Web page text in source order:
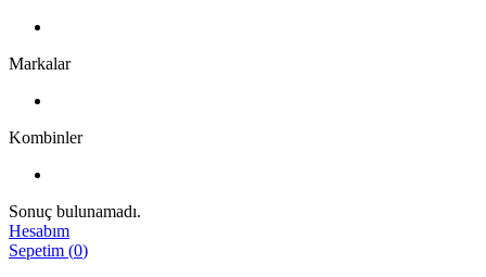
Markalar
Kombinler
Sonuç bulunamadı.
Hesabım
Sepetim (0)